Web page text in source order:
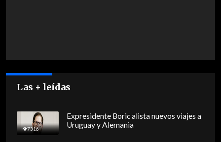
Las + leídas
7316
Expresidente Boric alista nuevos viajes a
Uruguay y Alemania